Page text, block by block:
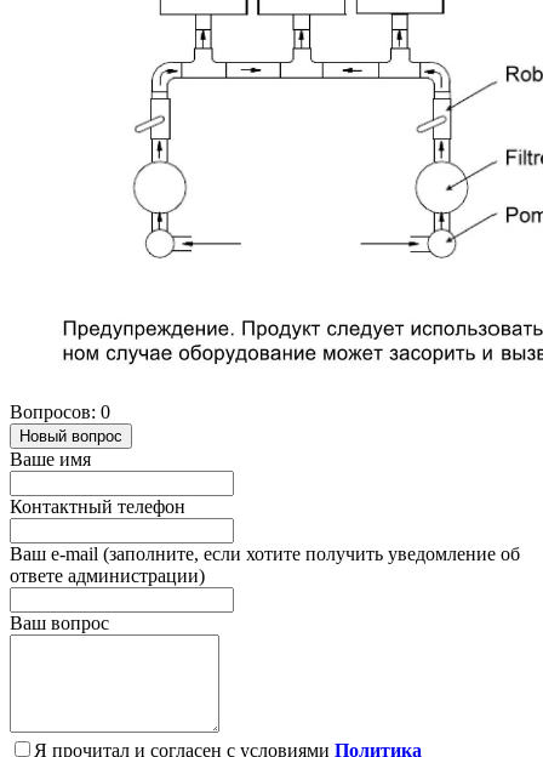
Вопросов: 0
Новый вопрос
Ваше имя
Контактный телефон
Ваш e-mail (заполните, если хотите получить уведомление об
ответе администрации)
Ваш вопрос
Я прочитал и согласен с условиями Политика